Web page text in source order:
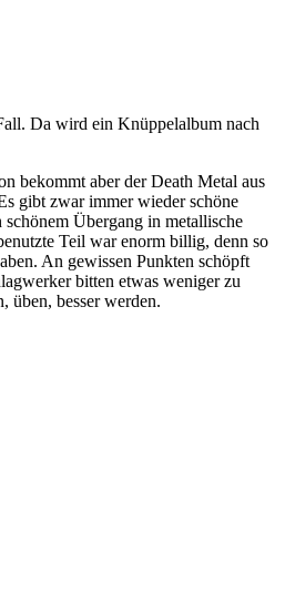
Da wird ein Knüppelalbum nach
bekommt aber der Death Metal aus
gibt zwar immer wieder schöne
Übergang in metallische
Teil war enorm billig, denn so
An gewissen Punkten schöpft
bitten etwas weniger zu
üben, besser werden.